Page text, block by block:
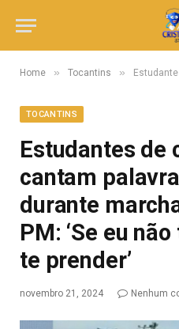
Home » Tocantins » Estudantes de colégio
TOCANTINS
Estudantes de
cantam
durante
PM: ‘Se eu
te prender’
novembro 21, 2024 Nenhum